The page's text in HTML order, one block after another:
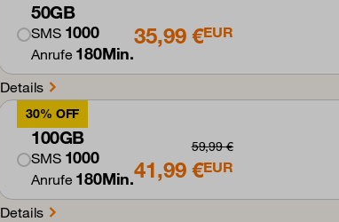
50GB
SMS 1000
Anrufe 180Min.
35,99 €EUR
Details
30% OFF
100GB
SMS 1000
Anrufe 180Min.
59,99 €
41,99 €EUR
Details